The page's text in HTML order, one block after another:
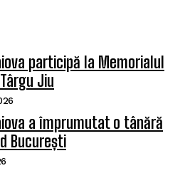
participă la Memorialul
Jiu
a împrumutat o tânără
București